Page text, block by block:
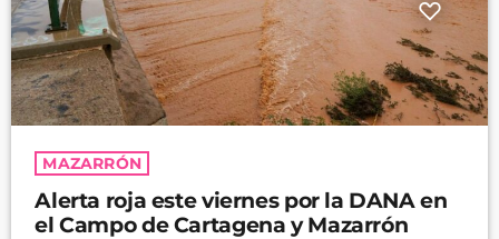
MAZARRÓN
Alerta roja este viernes por la DANA en
el Campo de Cartagena y Mazarrón